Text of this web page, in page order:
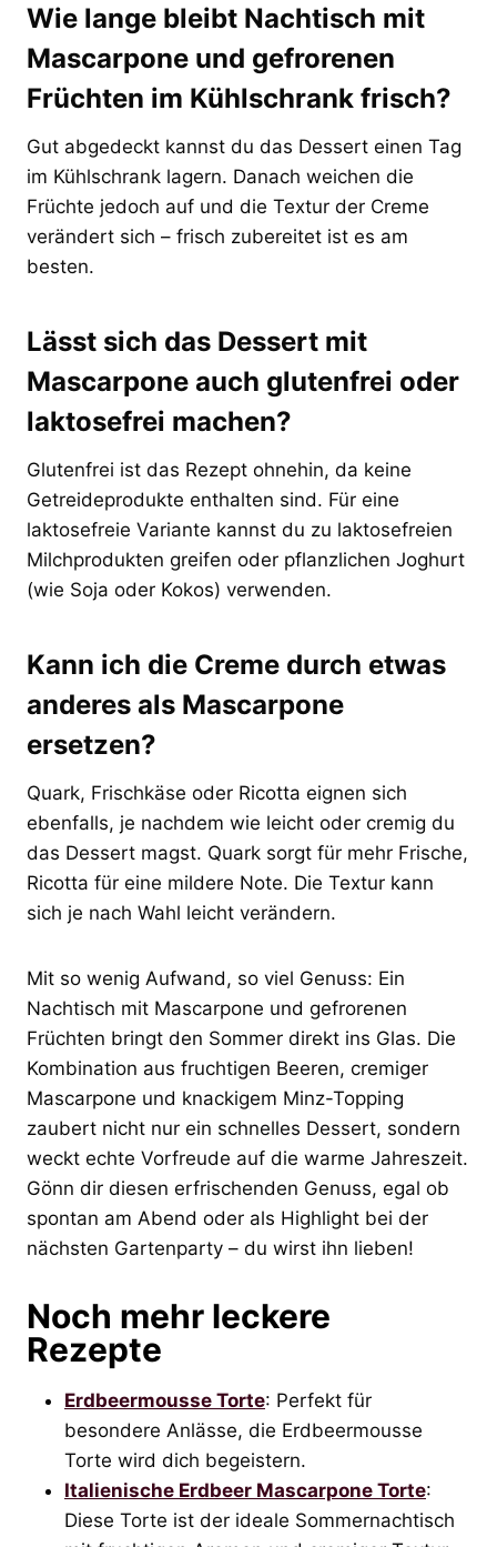
Wie lange bleibt Nachtisch mit
Mascarpone und gefrorenen
Früchten im Kühlschrank frisch?
Gut abgedeckt kannst du das Dessert einen Tag
im Kühlschrank lagern. Danach weichen die
Früchte jedoch auf und die Textur der Creme
verändert sich – frisch zubereitet ist es am
besten.
Lässt sich das Dessert mit
Mascarpone auch glutenfrei oder
laktosefrei machen?
Glutenfrei ist das Rezept ohnehin, da keine
Getreideprodukte enthalten sind. Für eine
laktosefreie Variante kannst du zu laktosefreien
Milchprodukten greifen oder pflanzlichen Joghurt
(wie Soja oder Kokos) verwenden.
Kann ich die Creme durch etwas
anderes als Mascarpone
ersetzen?
Quark, Frischkäse oder Ricotta eignen sich
ebenfalls, je nachdem wie leicht oder cremig du
das Dessert magst. Quark sorgt für mehr Frische,
Ricotta für eine mildere Note. Die Textur kann
sich je nach Wahl leicht verändern.
Mit so wenig Aufwand, so viel Genuss: Ein
Nachtisch mit Mascarpone und gefrorenen
Früchten bringt den Sommer direkt ins Glas. Die
Kombination aus fruchtigen Beeren, cremiger
Mascarpone und knackigem Minz-Topping
zaubert nicht nur ein schnelles Dessert, sondern
weckt echte Vorfreude auf die warme Jahreszeit.
Gönn dir diesen erfrischenden Genuss, egal ob
spontan am Abend oder als Highlight bei der
nächsten Gartenparty – du wirst ihn lieben!
Noch mehr leckere
Rezepte
Erdbeermousse Torte: Perfekt für
besondere Anlässe, die Erdbeermousse
Torte wird dich begeistern.
Italienische Erdbeer Mascarpone Torte:
Diese Torte ist der ideale Sommernachtisch